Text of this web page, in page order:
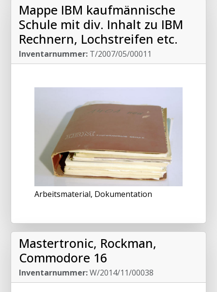
Mappe IBM kaufmännische
Schule mit div. Inhalt zu IBM
Rechnern, Lochstreifen etc.
Inventarnummer: T/2007/05/00011
Arbeitsmaterial, Dokumentation
Mastertronic, Rockman,
Commodore 16
Inventarnummer:W/2014/11/00038